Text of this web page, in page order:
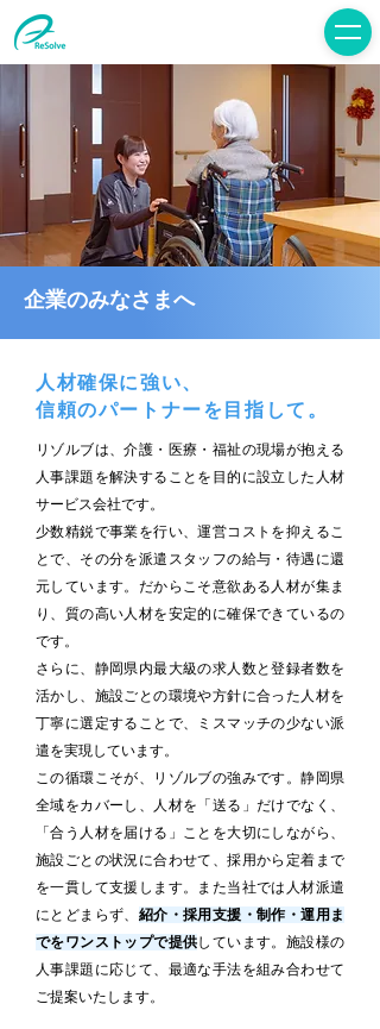
企業のみなさまへ
人材確保に強い、
​信頼のパートナーを目指して。
リゾルブは、介護・医療・福祉の現場が抱える
人事課題を解決することを目的に設立した人材
サービス会社です。
少数精鋭で事業を行い、運営コストを抑えるこ
とで、その分を派遣スタッフの給与・待遇に還
元しています。だからこそ意欲ある人材が集ま
り、質の高い人材を安定的に確保できているの
です。
さらに、静岡県内最大級の求人数と登録者数を
活かし、施設ごとの環境や方針に合った人材を
丁寧に選定することで、ミスマッチの少ない派
遣を実現しています。
この循環こそが、リゾルブの強みです。静岡県
全域をカバーし、人材を「送る」だけでなく、
「合う人材を届ける」ことを大切にしながら、
施設ごとの状況に合わせて、採用から定着まで
を一貫して支援します。また当社では人材派遣
にとどまらず、 紹介・採用支援・制作・運用ま
でをワンストップで提供しています。施設様の
人事課題に応じて、最適な手法を組み合わせて
ご提案いたします。